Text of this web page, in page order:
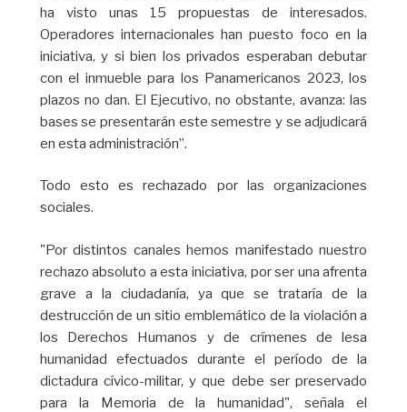
ha visto unas 15 propuestas de interesados.
Operadores internacionales han puesto foco en la
iniciativa, y si bien los privados esperaban debutar
con el inmueble para los Panamericanos 2023, los
plazos no dan. El Ejecutivo, no obstante, avanza: las
bases se presentarán este semestre y se adjudicará
en esta administración”.
Todo esto es rechazado por las organizaciones
sociales.
"Por distintos canales hemos manifestado nuestro
rechazo absoluto a esta iniciativa, por ser una afrenta
grave a la ciudadanía, ya que se trataría de la
destrucción de un sitio emblemático de la violación a
los Derechos Humanos y de crímenes de lesa
humanidad efectuados durante el período de la
dictadura cívico-militar, y que debe ser preservado
para la Memoria de la humanidad", señala el